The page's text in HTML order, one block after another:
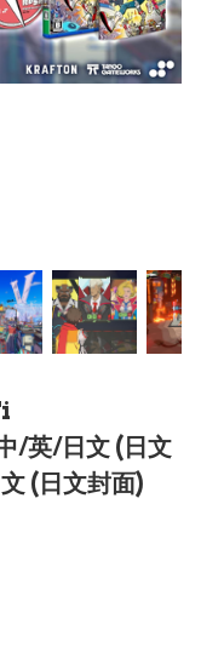
英/日文 (日文
(日文封面)